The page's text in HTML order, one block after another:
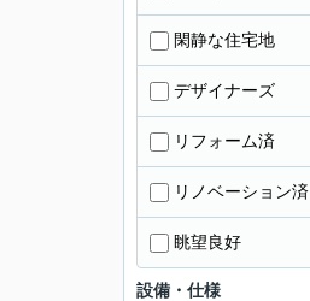
閑静な住宅地
デザイナーズ
リフォーム済
リノベーション済
眺望良好
設備・仕様